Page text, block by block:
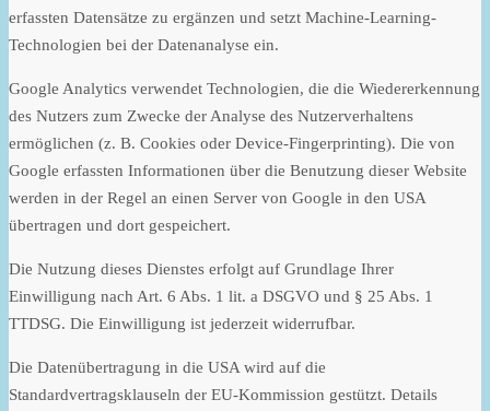
erfassten Datensätze zu ergänzen und setzt Machine-Learning-
Technologien bei der Datenanalyse ein.
Google Analytics verwendet Technologien, die die Wiedererkennung
des Nutzers zum Zwecke der Analyse des Nutzerverhaltens
ermöglichen (z. B. Cookies oder Device-Fingerprinting). Die von
Google erfassten Informationen über die Benutzung dieser Website
werden in der Regel an einen Server von Google in den USA
übertragen und dort gespeichert.
Die Nutzung dieses Dienstes erfolgt auf Grundlage Ihrer
Einwilligung nach Art. 6 Abs. 1 lit. a DSGVO und § 25 Abs. 1
TTDSG. Die Einwilligung ist jederzeit widerrufbar.
Die Datenübertragung in die USA wird auf die
Standardvertragsklauseln der EU-Kommission gestützt. Details